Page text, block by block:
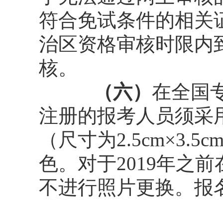
符合免试条件的相关
治区资格审核时限内
核。
（六） 在全国
注册的报考人员须采
（尺寸为
色。对于2019年之
不进行照片更换。报